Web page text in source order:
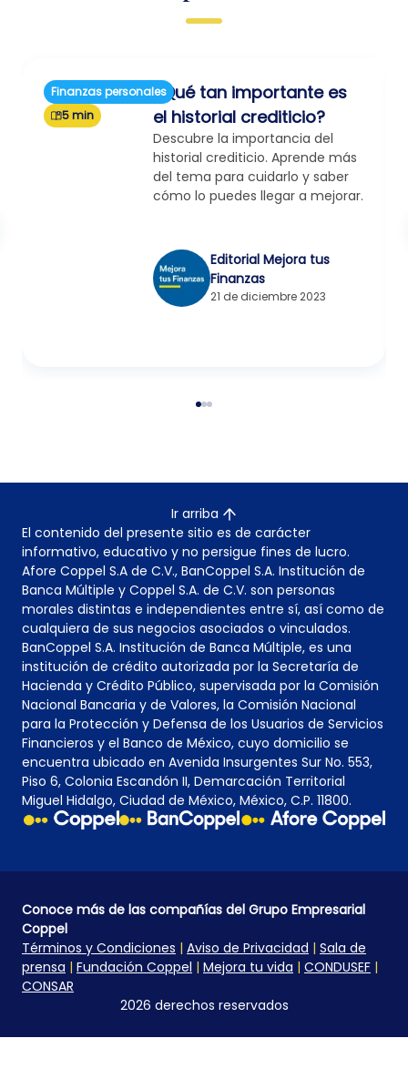
Finanzas personales
5 min
¿Qué tan importante es
el historial crediticio?
Descubre la importancia del
historial crediticio. Aprende más
del tema para cuidarlo y saber
cómo lo puedes llegar a mejorar.
Editorial Mejora tus
Finanzas
21 de diciembre 2023
Ir arriba
El contenido del presente sitio es de carácter
informativo, educativo y no persigue fines de lucro.
Afore Coppel S.A de C.V., BanCoppel S.A. Institución de
Banca Múltiple y Coppel S.A. de C.V. son personas
morales distintas e independientes entre sí, así como de
cualquiera de sus negocios asociados o vinculados.
BanCoppel S.A. Institución de Banca Múltiple, es una
institución de crédito autorizada por la Secretaría de
Hacienda y Crédito Público, supervisada por la Comisión
Nacional Bancaria y de Valores, la Comisión Nacional
para la Protección y Defensa de los Usuarios de Servicios
Financieros y el Banco de México, cuyo domicilio se
encuentra ubicado en Avenida Insurgentes Sur No. 553,
Piso 6, Colonia Escandón II, Demarcación Territorial
Miguel Hidalgo, Ciudad de México, México, C.P. 11800.
Conoce más de las compañías del Grupo Empresarial
Coppel
Términos y Condiciones | Aviso de Privacidad | Sala de
prensa | Fundación Coppel | Mejora tu vida | CONDUSEF |
CONSAR
2026 derechos reservados